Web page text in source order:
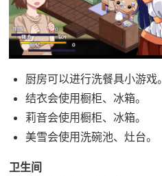
厨房可以进行洗餐具小游戏。
结衣会使用橱柜、冰箱。
莉音会使用橱柜、冰箱。
美雪会使用洗碗池、灶台。
卫生间